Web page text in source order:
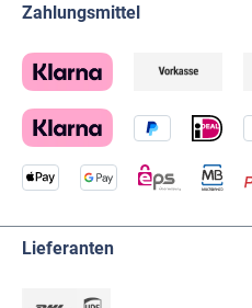
Zahlungsmittel
Lieferanten